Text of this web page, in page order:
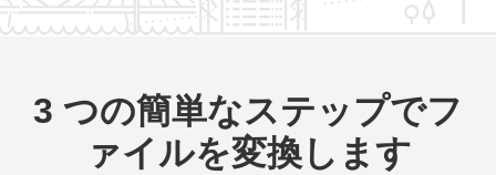
3 つの簡単なステップでフ
ァイルを変換します